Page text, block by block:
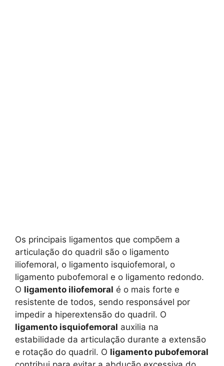
Os principais ligamentos que compõem a
articulação do quadril são o ligamento
iliofemoral, o ligamento isquiofemoral, o
ligamento pubofemoral e o ligamento redondo.
O ligamento iliofemoral é o mais forte e
resistente de todos, sendo responsável por
impedir a hiperextensão do quadril. O
ligamento isquiofemoral auxilia na
estabilidade da articulação durante a extensão
e rotação do quadril. O ligamento pubofemoral